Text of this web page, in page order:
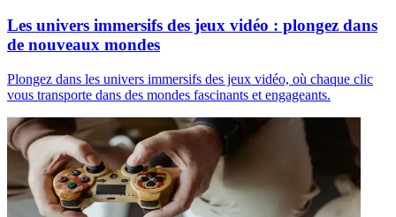
Les univers immersifs des jeux vidéo : plongez dans
de nouveaux mondes
Plongez dans les univers immersifs des jeux vidéo, où chaque clic
vous transporte dans des mondes fascinants et engageants.